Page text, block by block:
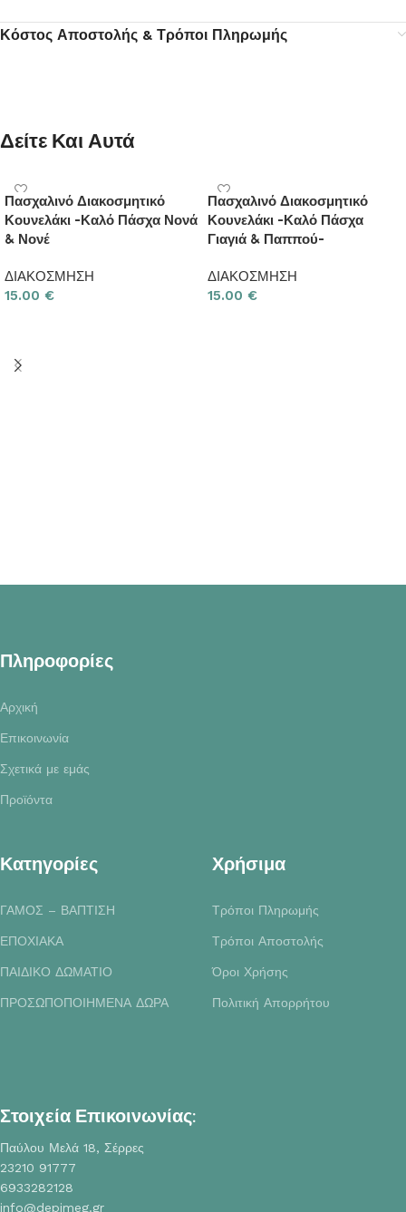
Κόστος Αποστολής & Τρόποι Πληρωμής
Δείτε Και Αυτά
Πασχαλινό Διακοσμητικό
Κουνελάκι -Καλό Πάσχα Νονά
& Νονέ
ΔΙΑΚΟΣΜΗΣΗ
15.00 €
Πασχαλινό Διακοσμητικό
Κουνελάκι -Καλό Πάσχα
Γιαγιά & Παππού-
ΔΙΑΚΟΣΜΗΣΗ
15.00 €
Πληροφορίες
Αρχική
Επικοινωνία
Σχετικά με εμάς
Προϊόντα
Κατηγορίες
ΓΑΜΟΣ – ΒΑΠΤΙΣΗ
ΕΠΟΧΙΑΚΑ
ΠΑΙΔΙΚΟ ΔΩΜΑΤΙΟ
ΠΡΟΣΩΠΟΠΟΙΗΜΕΝΑ ΔΩΡΑ
Χρήσιμα
Τρόποι Πληρωμής
Τρόποι Αποστολής
Όροι Χρήσης
Πολιτική Απορρήτου
Στοιχεία Επικοινωνίας:
Παύλου Μελά 18, Σέρρες
23210 91777
6933282128
info@depimeg.gr